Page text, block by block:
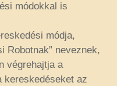
módokkal is
módja,
Robotnak” neveznek,
végrehajtja a
kereskedéseket az